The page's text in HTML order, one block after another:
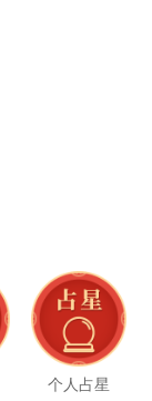
个人占星